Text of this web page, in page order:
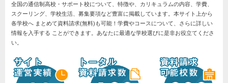
全国の通信制高校・サポート校について、特徴や、カリキュラムの内容、学費、
スクーリング、学校生活、募集要項など豊富に掲載しています。本サイト上から
各学校へ まとめて資料請求(無料)も可能！学費やコースについて、さらに詳しい
情報を入手する ことができます。あなたに最適な学校選びに是非お役立てくださ
い。